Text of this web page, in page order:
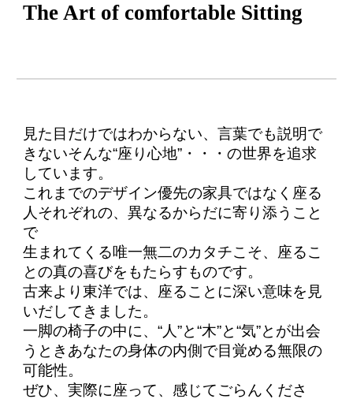
The Art of comfortable Sitting
見た目だけではわからない、言葉でも説明で
きないそんな“座り心地”・・・の世界を追求
しています。
これまでのデザイン優先の家具ではなく座る
人それぞれの、異なるからだに寄り添うこと
で
生まれてくる唯一無二のカタチこそ、座るこ
との真の喜びをもたらすものです。
古来より東洋では、座ることに深い意味を見
いだしてきました。
一脚の椅子の中に、“人”と“木”と“気”とが出会
うときあなたの身体の内側で目覚める無限の
可能性。
ぜひ、実際に座って、感じてごらんくださ